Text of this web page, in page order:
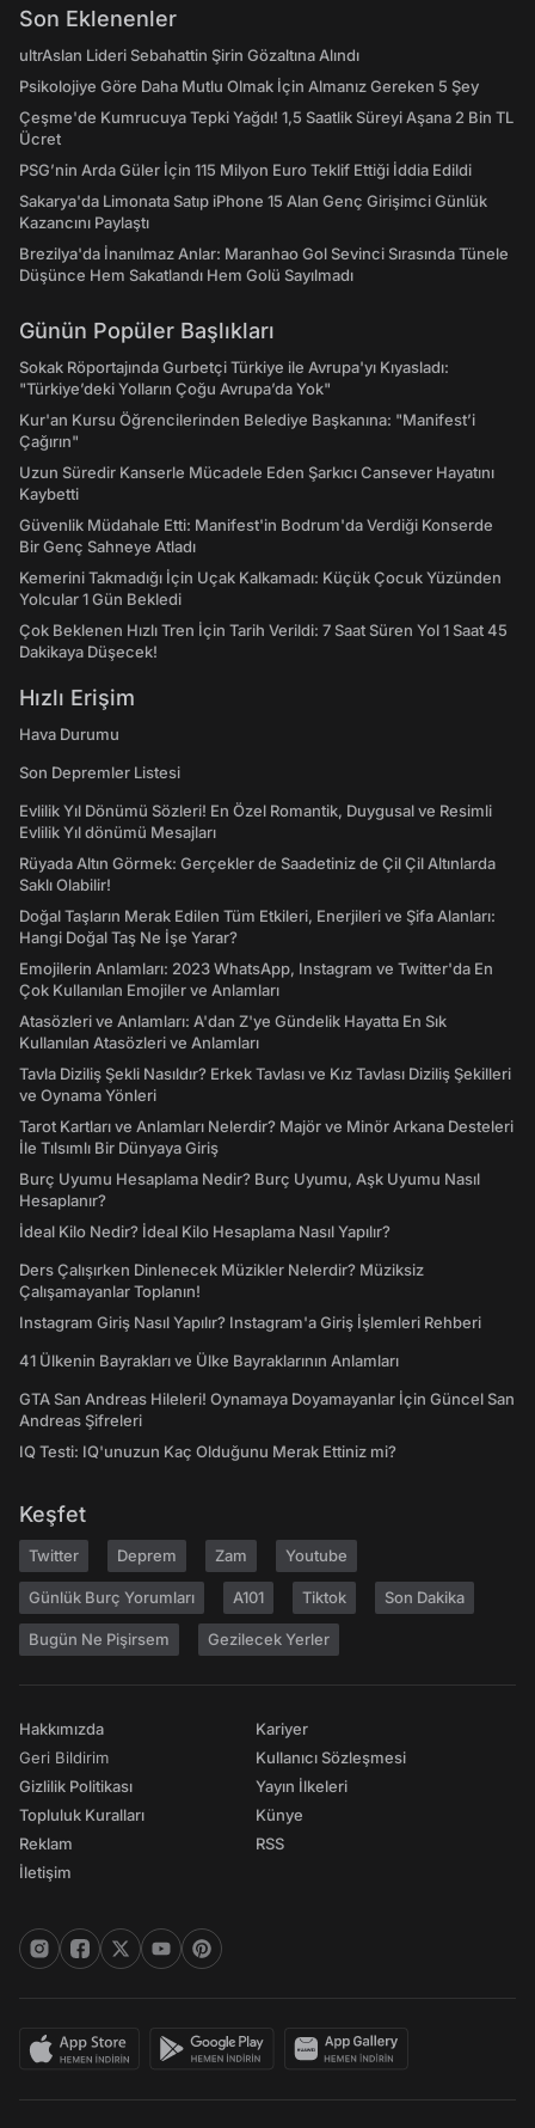
Son Eklenenler
ultrAslan Lideri Sebahattin Şirin Gözaltına Alındı
Psikolojiye Göre Daha Mutlu Olmak İçin Almanız Gereken 5 Şey
Çeşme'de Kumrucuya Tepki Yağdı! 1,5 Saatlik Süreyi Aşana 2 Bin TL
Ücret
PSG’nin Arda Güler İçin 115 Milyon Euro Teklif Ettiği İddia Edildi
Sakarya'da Limonata Satıp iPhone 15 Alan Genç Girişimci Günlük
Kazancını Paylaştı
Brezilya'da İnanılmaz Anlar: Maranhao Gol Sevinci Sırasında Tünele
Düşünce Hem Sakatlandı Hem Golü Sayılmadı
Günün Popüler Başlıkları
Sokak Röportajında Gurbetçi Türkiye ile Avrupa'yı Kıyasladı:
"Türkiye’deki Yolların Çoğu Avrupa’da Yok"
Kur'an Kursu Öğrencilerinden Belediye Başkanına: "Manifest’i
Çağırın"
Uzun Süredir Kanserle Mücadele Eden Şarkıcı Cansever Hayatını
Kaybetti
Güvenlik Müdahale Etti: Manifest'in Bodrum'da Verdiği Konserde
Bir Genç Sahneye Atladı
Kemerini Takmadığı İçin Uçak Kalkamadı: Küçük Çocuk Yüzünden
Yolcular 1 Gün Bekledi
Çok Beklenen Hızlı Tren İçin Tarih Verildi: 7 Saat Süren Yol 1 Saat 45
Dakikaya Düşecek!
Hızlı Erişim
Hava Durumu
Son Depremler Listesi
Evlilik Yıl Dönümü Sözleri! En Özel Romantik, Duygusal ve Resimli
Evlilik Yıl dönümü Mesajları
Rüyada Altın Görmek: Gerçekler de Saadetiniz de Çil Çil Altınlarda
Saklı Olabilir!
Doğal Taşların Merak Edilen Tüm Etkileri, Enerjileri ve Şifa Alanları:
Hangi Doğal Taş Ne İşe Yarar?
Emojilerin Anlamları: 2023 WhatsApp, Instagram ve Twitter'da En
Çok Kullanılan Emojiler ve Anlamları
Atasözleri ve Anlamları: A'dan Z'ye Gündelik Hayatta En Sık
Kullanılan Atasözleri ve Anlamları
Tavla Diziliş Şekli Nasıldır? Erkek Tavlası ve Kız Tavlası Diziliş Şekilleri
ve Oynama Yönleri
Tarot Kartları ve Anlamları Nelerdir? Majör ve Minör Arkana Desteleri
İle Tılsımlı Bir Dünyaya Giriş
Burç Uyumu Hesaplama Nedir? Burç Uyumu, Aşk Uyumu Nasıl
Hesaplanır?
İdeal Kilo Nedir? İdeal Kilo Hesaplama Nasıl Yapılır?
Ders Çalışırken Dinlenecek Müzikler Nelerdir? Müziksiz
Çalışamayanlar Toplanın!
Instagram Giriş Nasıl Yapılır? Instagram'a Giriş İşlemleri Rehberi
41 Ülkenin Bayrakları ve Ülke Bayraklarının Anlamları
GTA San Andreas Hileleri! Oynamaya Doyamayanlar İçin Güncel San
Andreas Şifreleri
IQ Testi: IQ'unuzun Kaç Olduğunu Merak Ettiniz mi?
Keşfet
Twitter Deprem Zam Youtube
Günlük Burç Yorumları A101 Tiktok Son Dakika
Bugün Ne Pişirsem Gezilecek Yerler
Hakkımızda
Geri Bildirim
Gizlilik Politikası
Topluluk Kuralları
Reklam
İletişim
Kariyer
Kullanıcı Sözleşmesi
Yayın İlkeleri
Künye
RSS